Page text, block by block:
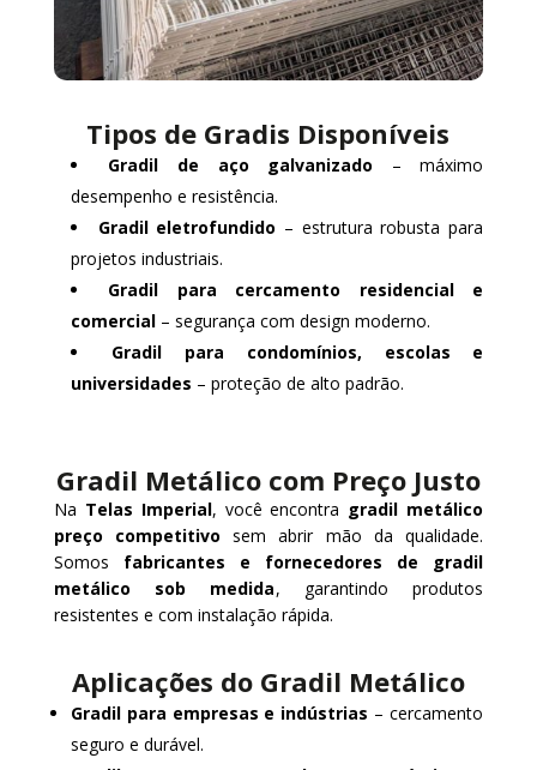
Tipos de Gradis Disponíveis
Gradil de aço galvanizado – máximo
desempenho e resistência.
Gradil eletrofundido – estrutura robusta para
projetos industriais.
Gradil para cercamento residencial e
comercial– segurança com design moderno.
Gradil para condomínios, escolas e
universidades – proteção de alto padrão.
Gradil Metálico com Preço Justo
Na Telas Imperial, você encontra gradil metálico
preço competitivo sem abrir mão da qualidade.
Somos fabricantes e fornecedores de gradil
metálico sob medida, garantindo produtos
resistentes e com instalação rápida.
Aplicações do Gradil Metálico
Gradil para empresas e indústrias – cercamento
seguro e durável.